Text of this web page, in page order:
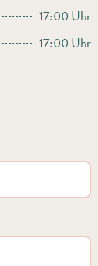
17:00 Uhr
17:00 Uhr